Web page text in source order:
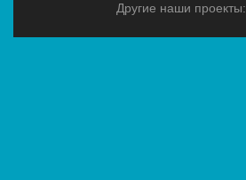
Другие наши проекты: